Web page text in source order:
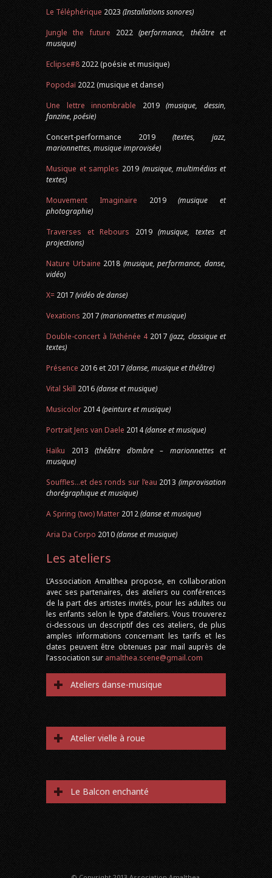
Le Téléphérique 2023 (Installations sonores)
Jungle the future 2022(performance, théâtre et
musique)
Eclipse#8 2022 (poésie et musique)
Popodaï 2022 (musique et danse)
Une lettre innombrable 2019(musique, dessin,
fanzine, poésie)
Concert-performance 2019 (textes, jazz,
marionnettes, musique improvisée)
Musique et samples 2019 (musique, multimédias et
textes)
Mouvement Imaginaire 2019(musique et
photographie)
Traverses et Rebours 2019 (musique, textes et
projections)
Nature Urbaine 2018 (musique, performance, danse,
vidéo)
X= 2017(vidéo de danse)
Vexations 2017(marionnettes et musique)
Double-concert à l’Athénée 42017(jazz, classique et
textes)
Présence 2016 et 2017(danse, musique et théâtre)
Vital Skill 2016(danse et musique)
Musicolor 2014(peinture et musique)
Portrait Jens van Daele 2014(danse et musique)
Haïku 2013 (théâtre d’ombre – marionnettes et
musique)
Souffles…et des ronds sur l’eau 2013(improvisation
chorégraphique et musique)
A Spring (two) Matter 2012(danse et musique)
Aria Da Corpo 2010(danse et musique)
Les ateliers
L’Association Amalthea propose, en collaboration
avec ses partenaires, des ateliers ou conférences
de la part des artistes invités, pour les adultes ou
les enfants selon le type d’ateliers. Vous trouverez
ci-dessous un descriptif des ces ateliers, de plus
amples informations concernant les tarifs et les
dates peuvent être obtenues par mail auprès de
l’association sur amalthea.scene@gmail.com
Ateliers danse-musique
Atelier vielle à roue
Le Balcon enchanté